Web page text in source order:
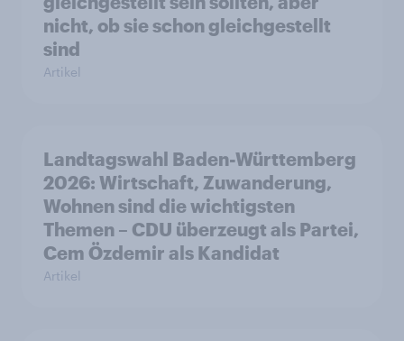
nicht, ob sie schon gleichgestellt
sind
Artikel
Landtagswahl Baden-Württemberg
2026: Wirtschaft, Zuwanderung,
Wohnen sind die wichtigsten
Themen – CDU überzeugt als Partei,
Cem Özdemir als Kandidat
Artikel